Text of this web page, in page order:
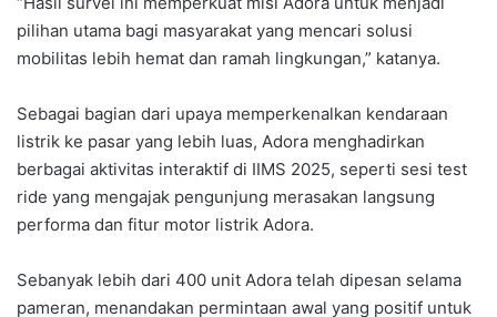
pilihan utama bagi masyarakat yang mencari solusi
mobilitas lebih hemat dan ramah lingkungan,” katanya.
Sebagai bagian dari upaya memperkenalkan kendaraan
listrik ke pasar yang lebih luas, Adora menghadirkan
berbagai aktivitas interaktif di IIMS 2025, seperti sesi test
ride yang mengajak pengunjung merasakan langsung
performa dan fitur motor listrik Adora.
Sebanyak lebih dari 400 unit Adora telah dipesan selama
pameran, menandakan permintaan awal yang positif untuk